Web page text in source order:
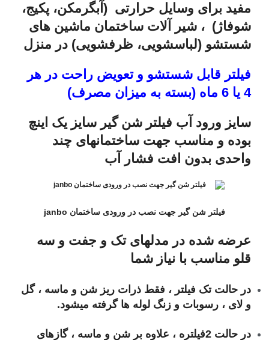
مفید برای وسایل حرارتی (آبگرمکن، پکیج،
شوفاژ) ، شیر آلات ساختمان ماشین های
شستشو (لباسشویی، ظرفشویی) در منزل
فیلتر قابل شستشو و تعویض راحت در هر
4 یا 6 ماه (بسته به میزان مصرف)
سایز ورود آب فیلتر شن گیر سایز یک اینچ
بوده و مناسب جهت ساختمانهای چند
واحدی بدون افت فشار آب
فیلتر شن گیر جهت نصب در ورودی ساختمان janbo
عرضه شده در مدلهای تک و جفت و سه
قلو مناسب با نیاز شما
در حالت تک فیلتر ، فقط ذرات ریز شن و ماسه ، گل
و لای ، رسوبات و زنگ لوله ها گرفته میشود.
در حالت 2فیلتره ، علاوه بر شن و ماسه ، گازهای